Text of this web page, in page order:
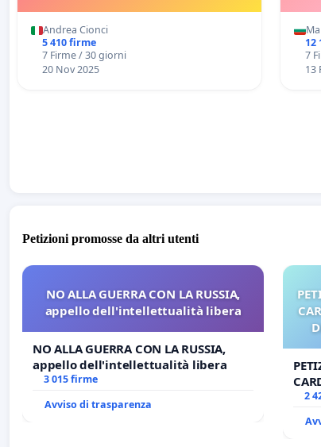
Andrea Cionci
5 410 firme
7 Firme / 30 giorni
20 Nov 2025
12
7
13
Petizioni promosse da altri utenti
NO ALLA GUERRA CON LA RUSSIA,
appello dell'intellettualità libera
NO ALLA GUERRA CON LA RUSSIA,
appello dell'intellettualità libera
3 015 firme
Avviso di trasparenza
2